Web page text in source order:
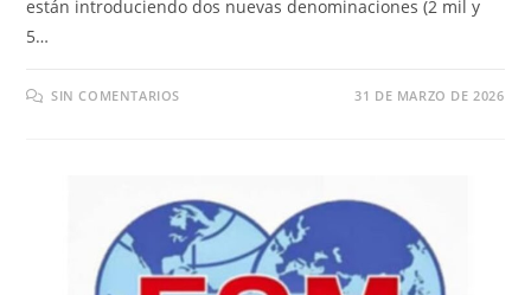
están introduciendo dos nuevas denominaciones (2 mil y
5…
SIN COMENTARIOS 31 DE MARZO DE 2026